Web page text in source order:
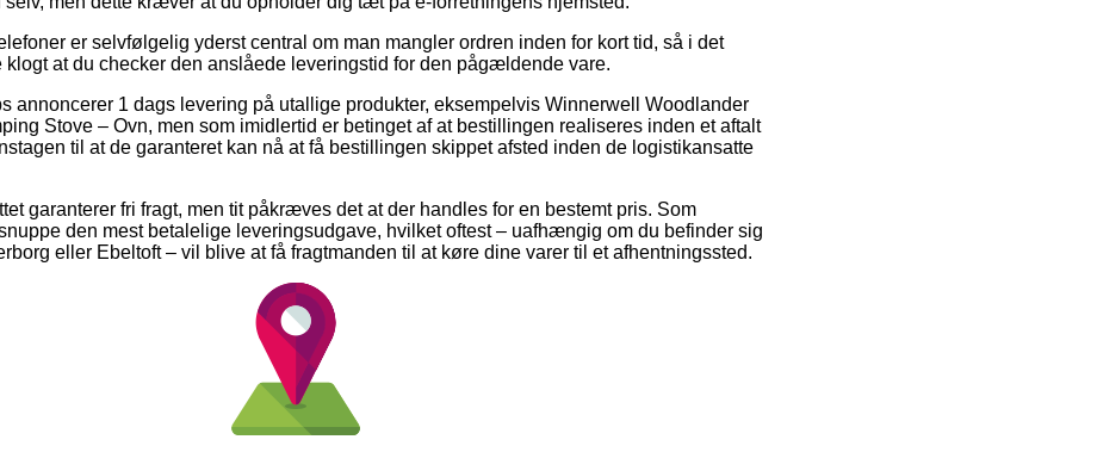
er selvfølgelig yderst central om man mangler ordren inden for kort tid, så i det
klogt at du checker den anslåede leveringstid for den pågældende vare.
annoncerer 1 dags levering på utallige produkter, eksempelvis Winnerwell Woodlander
Stove – Ovn, men som imidlertid er betinget af at bestillingen realiseres inden et aftalt
til at de garanteret kan nå at få bestillingen skippet afsted inden de logistikansatte
garanterer fri fragt, men tit påkræves det at der handles for en bestemt pris. Som
den mest betalelige leveringsudgave, hvilket oftest – uafhængig om du befinder sig
eller Ebeltoft – vil blive at få fragtmanden til at køre dine varer til et afhentningssted.